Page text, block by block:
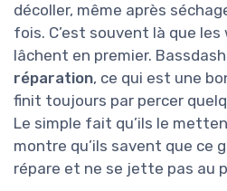
décoller, même après
fois. C’est souvent là que
lâchent en premier.
réparation, ce qui est une
finit toujours par percer
Le simple fait qu’ils le
montre qu’ils savent que ce
répare et ne se jette pas au